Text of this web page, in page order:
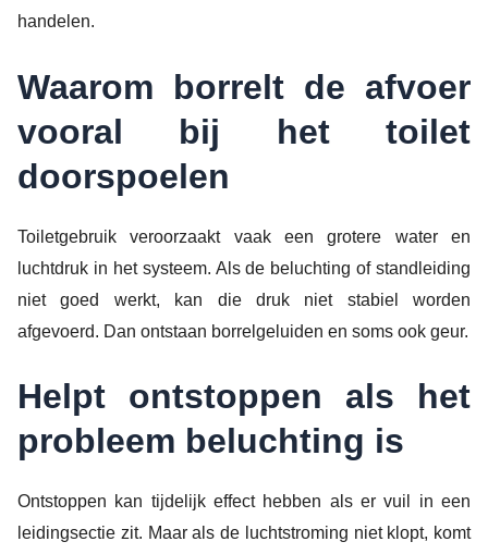
handelen.
Waarom borrelt de afvoer
vooral bij het toilet
doorspoelen
Toiletgebruik veroorzaakt vaak een grotere water en
luchtdruk in het systeem. Als de beluchting of standleiding
niet goed werkt, kan die druk niet stabiel worden
afgevoerd. Dan ontstaan borrelgeluiden en soms ook geur.
Helpt ontstoppen als het
probleem beluchting is
Ontstoppen kan tijdelijk effect hebben als er vuil in een
leidingsectie zit. Maar als de luchtstroming niet klopt, komt